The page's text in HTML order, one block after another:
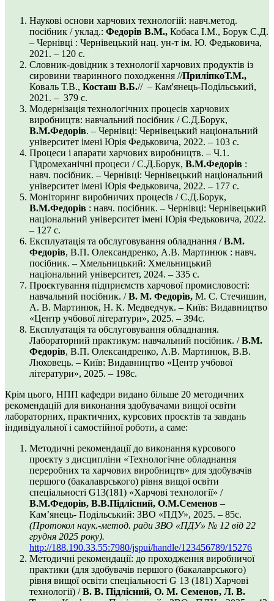
Наукові основи харчових технологій: навч.метод.
посібник / уклад.: Федорів В.М., Кобаса І.М., Борук С.Д.
– Чернівці : Чернівецький нац. ун-т ім. Ю. Федьковича,
2021. – 120 с.
Словник-довідник з технології харчових продуктів із
сировини тваринного походження //ПриліпкоТ.М.,
Коваль Т.В., Косташ В.Б.// – Кам'янець-Подільський,
2021. – 379 с.
Модернізація технологічних процесів харчових
виробництв: навчальний посібник / С.Д.Борук,
В.М.Федорів. – Чернівці: Чернівецький національний
університет імені Юрія Федьковича, 2022. – 103 с.
Процеси і апарати харчових виробництв. – Ч.1.
Гідромеханічні процеси / С.Д.Борук, В.М.Федорів :
навч. посібник. – Чернівці: Чернівецький національний
університет імені Юрія Федьковича, 2022. – 177 с.
Моніторинг виробничих процесів / С.Д.Борук,
В.М.Федорів : навч. посібник. – Чернівці: Чернівецький
національний університет імені Юрія Федьковича, 2022.
– 127 с.
Експлуатація та обслуговування обладнання /В.М.
Федорів, В.П. Олександренко, А.В. Мартинюк : навч.
посібник. – Хмельницький: Хмельницький
національний університет, 2024. – 335 с.
Проєктування підприємств харчової промисловості:
навчальний посібник. /В. М. Федорів, М. С. Стечишин,
А. В. Мартинюк, Н. К. Медведчук. – Київ: Видавництво
«Центр учбової літератури», 2025. – 394с.
Експлуатація та обслуговування обладнання.
Лабораторний практикум: навчальний посібник. /В.М.
Федорів, В.П. Олександренко, А.В. Мартинюк, В.В.
Люховець. – Київ: Видавництво «Центр учбової
літератури», 2025. – 198с.
Крім цього, НПП кафедри видано більше 20 методичних
рекомендацій для виконання здобувачами вищої освіти
лабораторних, практичних, курсових проєктів та завдань
індивідуальної і самостійної роботи, а саме:
Методичні рекомендації до виконання курсового
проєкту з дисципліни «Технологічне обладнання
переробних та харчових виробництв» для здобувачів
першого (бакалаврського) рівня вищої освіти
спеціальності G13(181) «Харчові технології» /
В.М.Федорів, В.В.Підлісний, О.М.Семенов –
Кам’янець- Подільський: ЗВО «ПДУ», 2025. – 85с.
(Протокол наук.-метод. ради ЗВО «ПДУ» № 12 від 22
грудня 2025 року).
http://188.190.33.55:7980/jspui/handle/123456789/15276
Методичні рекомендації: до проходження виробничої
практики (для здобувачів першого (бакалаврського)
рівня вищої освіти спеціальності G 13 (181) Харчові
технології) /В. В. Підлісний, О. М. Семенов, Л. В.